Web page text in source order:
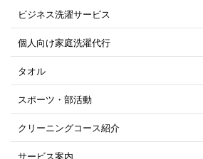
ビジネス洗濯サービス
個人向け家庭洗濯代行
タオル
スポーツ・部活動
クリーニングコース紹介
サービス案内